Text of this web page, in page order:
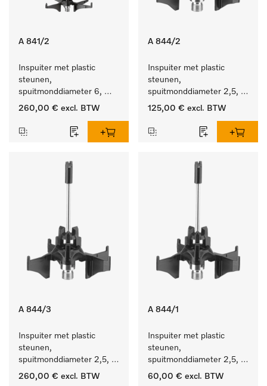
A 841/2
Inspuiter met plastic
steunen,
spuitmonddiameter 6,
lengte 210 mm, 10 stuks
260,00 € excl. BTW
A 844/2
Inspuiter met plastic
steunen,
spuitmonddiameter 2,5,
lengte 80 mm, 10 stuks.
125,00 € excl. BTW
A 844/3
Inspuiter met plastic
steunen,
spuitmonddiameter 2,5,
lengte 80 mm, 20 stuks.
260,00 € excl. BTW
A 844/1
Inspuiter met plastic
steunen,
spuitmonddiameter 2,5,
lengte 80 mm, 5 stuks.
60,00 € excl. BTW